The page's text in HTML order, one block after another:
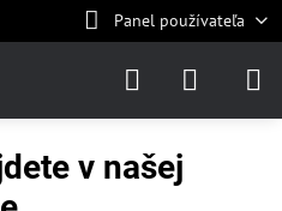
Panel používateľa
v našej